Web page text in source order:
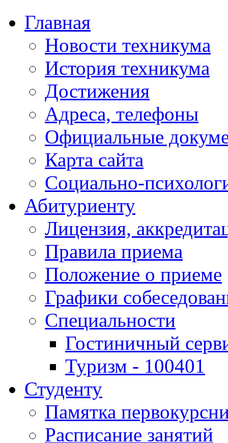
Главная
Новости техникума
История техникума
Достижения
Адреса, телефоны
Официальные
Карта сайта
Социально-
Абитуриенту
Лицензия,
Правила приема
Положение о приеме
Графики
Специальности
Гостиничный
Туризм - 100401
Студенту
Памятка
Расписание занятий